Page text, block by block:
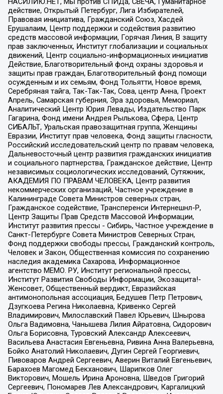
действие, Открытый Петербург, Лига Избирателей,
Правовая инициатива, Гражданский Союз, Хасдей
Ерушалаим, Центр поддержки и содействия развитию
средств массовой информации, Горячая Линия, В защиту
прав заключенных, Институт глобализации и социальных
движений, Центр социально-информационных инициатив
Действие, Благотворительный фонд охраны здоровья и
защиты прав граждан, Благотворительный фонд помощи
осужденным и их семьям, Фонд Тольятти, Новое время,
Серебряная тайга, Так-Так-Так, Сова, центр Анна, Проект
Апрель, Самарская губерния, Эра здоровья, Мемориал,
Аналитический Центр Юрия Левады, Издательство Парк
Гагарина, Фонд имени Андрея Рылькова, Сфера, Центр
СИБАЛЬТ, Уральская правозащитная группа, Женщины
Евразии, Институт прав человека, Фонд защиты гласности,
Российский исследовательский центр по правам человека,
Дальневосточный центр развития гражданских инициатив
и социального партнерства, Гражданское действие, Центр
независимых социологических исследований, Сутяжник,
АКАДЕМИЯ ПО ПРАВАМ ЧЕЛОВЕКА, Центр развития
некоммерческих организаций, Частное учреждение в
Калининграде Совета Министров северных стран,
Гражданское содействие, Трансперенси Интернешнл-Р,
Центр Защиты Прав Средств Массовой Информации,
Институт развития прессы - Сибирь, Частное учреждение в
Санкт-Петербурге Совета Министров Северных Стран,
Фонд поддержки свободы прессы, Гражданский контроль,
Человек и Закон, Общественная комиссия по сохранению
наследия академика Сахарова, Информационное
агентство МЕМО. РУ, Институт региональной прессы,
Институт Развития Свободы Информации, Экозащита!-
Женсовет, Общественный вердикт, Евразийская
антимонопольная ассоциация, Бедушев Петр Петрович,
Дзугкоева Регина Николаевна, Кривенко Сергей
Владимирович, Милославский Павел Юрьевич, Шнырова
Ольга Вадимовна, Чанышева Лилия Айратовна, Сидорович
Ольга Борисовна, Туровский Александр Алексеевич,
Васильева Анастасия Евгеньевна, Ривина Анна Валерьевна,
Бойко Анатолий Николаевич, Дугин Сергей Георгиевич,
Пивоваров Андрей Сергеевич, Аверин Виталий Евгеньевич,
Барахоев Магомед Бекханович, Шарипков Олег
Викторович, Мошель Ирина Ароновна, Шведов Григорий
Сергеевич, Пономарев Лев Александрович, Каргалицкий